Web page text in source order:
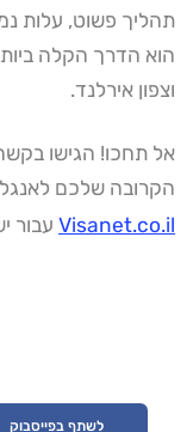
הוא הדרך הקלה
וצפון אירלנד.
הקרובה שלכם
Visanet.co.il עבור
לשתף בפייסבוק